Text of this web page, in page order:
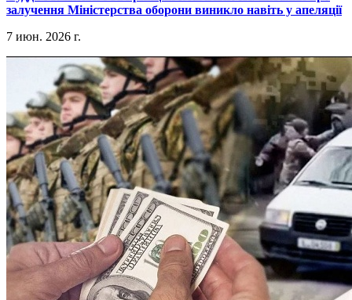
залучення Міністерства оборони виникло навіть у апеляції
7 июн. 2026 г.